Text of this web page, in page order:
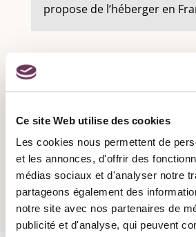
Ce site Web utilise des cookies
Les cookies nous permettent de
et les annonces, d'offrir des
médias sociaux et d'analyser notre
partageons également des
notre site avec nos partenaires de
publicité et d'analyse, qui peuvent
propose de l’héberger en
Recensement militaire :
Attestation d'accueil :